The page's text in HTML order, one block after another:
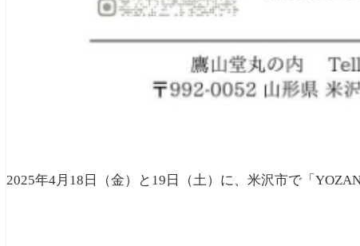
2025年4月18日（金）と19日（土）に、米沢市で「